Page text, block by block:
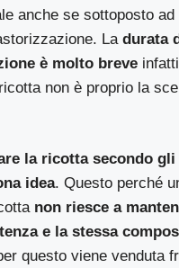
anche se sottoposto ad
Ladurata
è molto breve infatti
non è proprio la
la ricotta secondo gli
idea. Questo perché
non riesce a
e la stessa
questo viene venduta